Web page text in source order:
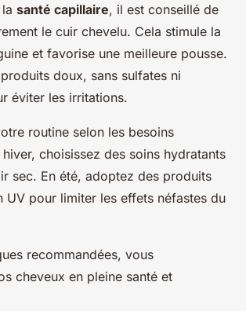
santé capillaire, il est conseillé de
le cuir chevelu. Cela stimule la
et favorise une meilleure pousse.
doux, sans sulfates ni
éviter les irritations.
routine selon les besoins
hiver, choisissez des soins hydratants
sec. En été, adoptez des produits
UV pour limiter les effets néfastes du
recommandées, vous
cheveux en pleine santé et